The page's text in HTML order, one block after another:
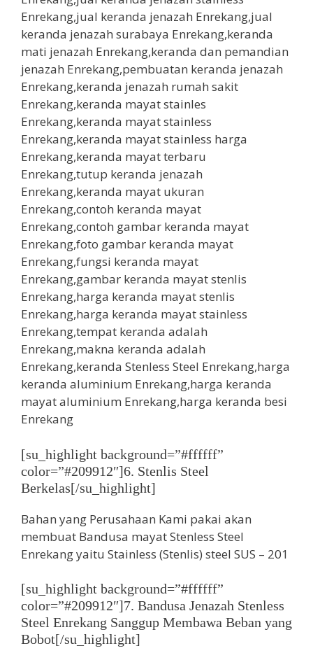
[su_highlight background=”#ffffff”
color=”#209912″]6. Stenlis Steel
Berkelas[/su_highlight]
Bahan yang Perusahaan Kami pakai akan
membuat Bandusa mayat Stenless Steel
Enrekang yaitu Stainless (Stenlis) steel SUS – 201
[su_highlight background=”#ffffff”
color=”#209912″]7. Bandusa Jenazah Stenless
Steel Enrekang Sanggup Membawa Beban yang
Bobot[/su_highlight]